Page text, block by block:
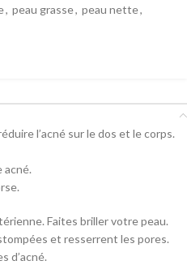
, peau grasse, peau nette,
l’acné sur le dos et le corps.
acné.
Faites briller votre peau.
et resserrent les pores.
d’acné.